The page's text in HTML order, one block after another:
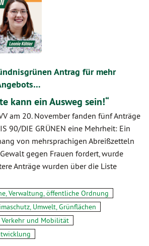
Antrag für mehr
kann ein Ausweg sein!“
am 20. November fanden fünf Anträge
90/DIE GRÜNEN eine Mehrheit: Ein
von mehrsprachigen Abreißzetteln
gegen Frauen fordert, wurde
Anträge wurden über die Liste
Verwaltung, öffentliche Ordnung
Umwelt, Grünflächen
Verkehr und Mobilität